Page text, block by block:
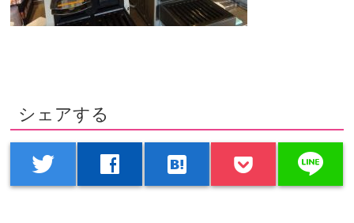
シェアする
twitter facebook hatenabookmark line